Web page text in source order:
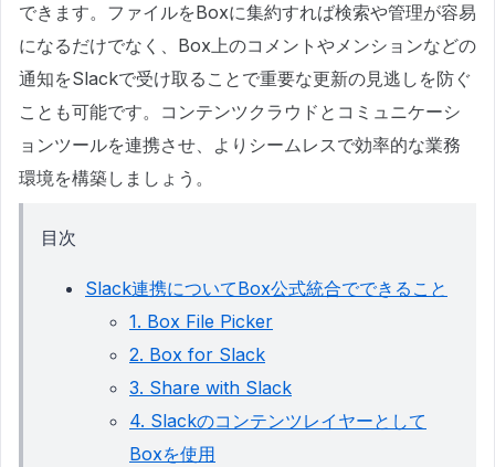
できます。ファイルをBoxに集約すれば検索や管理が容易
になるだけでなく、Box上のコメントやメンションなどの
通知をSlackで受け取ることで重要な更新の見逃しを防ぐ
ことも可能です。コンテンツクラウドとコミュニケーシ
ョンツールを連携させ、よりシームレスで効率的な業務
環境を構築しましょう。
目次
Slack連携についてBox公式統合でできること
1. Box File Picker
2. Box for Slack
3. Share with Slack
4. Slackのコンテンツレイヤーとして
Boxを使用